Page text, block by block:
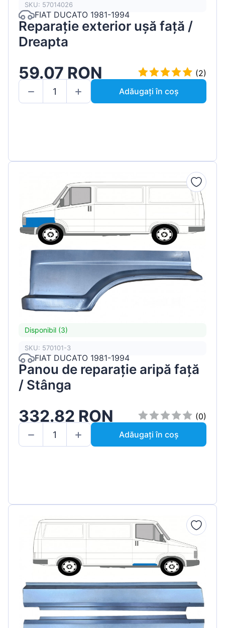
SKU: 57014026
FIAT DUCATO 1981-1994
Reparație exterior ușă față /
Dreapta
59.07 RON
(2)
Adăugați în coș
Disponibil (3)
SKU: 570101-3
FIAT DUCATO 1981-1994
Panou de reparație aripă față
/ Stânga
332.82 RON
(0)
Adăugați în coș